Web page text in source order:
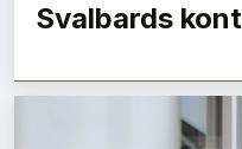
Svalbards